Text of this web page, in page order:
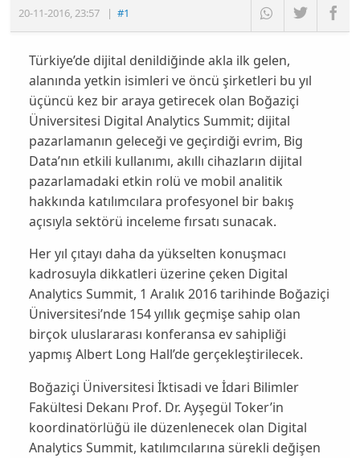
20-11-2016,23:57 |#1
Türkiye’de dijital denildiğinde akla ilk gelen,
alanında yetkin isimleri ve öncü şirketleri bu yıl
üçüncü kez bir araya getirecek olan Boğaziçi
Üniversitesi Digital Analytics Summit; dijital
pazarlamanın geleceği ve geçirdiği evrim, Big
Data’nın etkili kullanımı, akıllı cihazların dijital
pazarlamadaki etkin rolü ve mobil analitik
hakkında katılımcılara profesyonel bir bakış
açısıyla sektörü inceleme fırsatı sunacak.
Her yıl çıtayı daha da yükselten konuşmacı
kadrosuyla dikkatleri üzerine çeken Digital
Analytics Summit, 1 Aralık 2016 tarihinde Boğaziçi
Üniversitesi’nde 154 yıllık geçmişe sahip olan
birçok uluslararası konferansa ev sahipliği
yapmış Albert Long Hall’de gerçekleştirilecek.
Boğaziçi Üniversitesi İktisadi ve İdari Bilimler
Fakültesi Dekanı Prof. Dr. Ayşegül Toker’in
koordinatörlüğü ile düzenlenecek olan Digital
Analytics Summit, katılımcılarına sürekli değişen